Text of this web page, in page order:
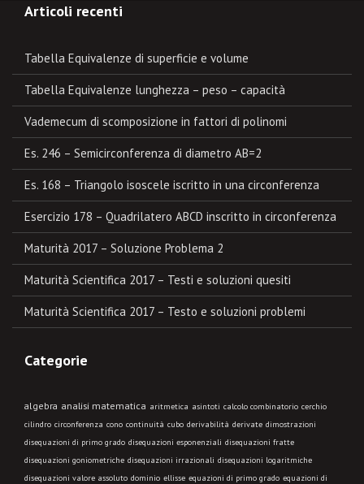
Articoli recenti
Tabella Equivalenze di superficie e volume
Tabella Equivalenze lunghezza – peso – capacità
Vademecum di scomposizione in fattori di polinomi
Es. 246 – Semicirconferenza di diametro AB=2
Es. 168 – Triangolo isoscele iscritto in una circonferenza
Esercizio 178 – Quadrilatero ABCD inscritto in circonferenza
Maturità 2017 – Soluzione Problema 2
Maturità Scientifica 2017 – Testi e soluzioni quesiti
Maturità Scientifica 2017 – Testo e soluzioni problemi
Categorie
algebra analisi matematica aritmetica asintoti calcolo combinatorio cerchio
cilindro circonferenza cono continuità cubo derivabilità derivate dimostrazioni
disequazioni di primo grado disequazioni esponenziali disequazioni fratte
disequazioni goniometriche disequazioni irrazionali disequazioni logaritmiche
disequazioni valore assoluto dominio ellisse equazioni di primo grado equazioni di